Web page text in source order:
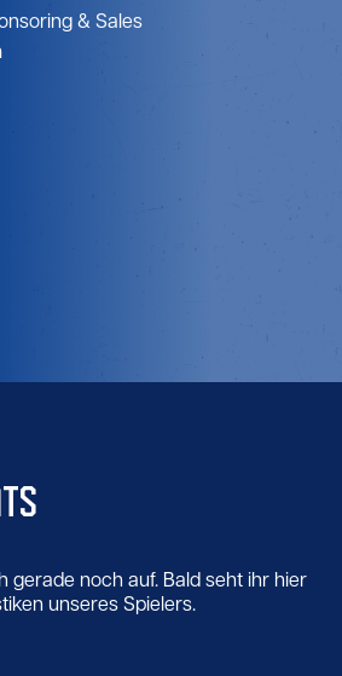
& Sales
gerade noch auf. Bald seht ihr hier
unseres Spielers.